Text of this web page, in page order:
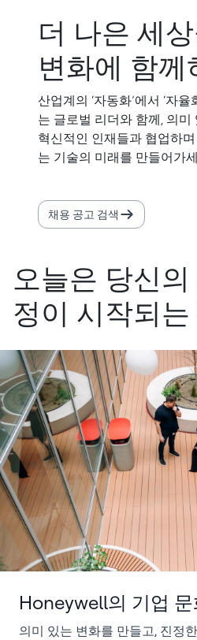
더 나은 세
변화에 함께
산업계의 ‘자동화’에서 ‘자
는 글로벌 리더와 함께, 의미
혁신적인 인재들과 협업하
는 기술의 미래를 만들어가
채용 공고 검색
오늘은 당신의
정이 시작되
Honeywell의 기업
의미 있는 변화를 만들고, 진정